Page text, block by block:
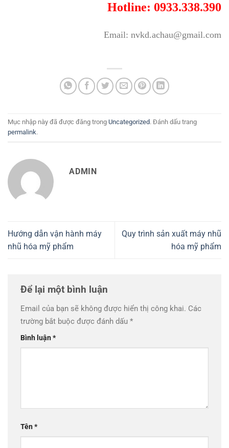
Hotline: 0933.338.390
Email: nvkd.achau@gmail.com
Mục nhập này đã được đăng trong Uncategorized. Đánh dấu trang
permalink.
ADMIN
Hướng dẫn vận hành máy
nhũ hóa mỹ phẩm
Quy trình sản xuất máy nhũ
hóa mỹ phẩm
Để lại một bình luận
Email của bạn sẽ không được hiển thị công khai. Các
trường bắt buộc được đánh dấu *
Bình luận*
Tên*